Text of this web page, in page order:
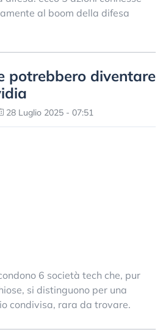
al boom della difesa
potrebbero diventare
28 Luglio 2025 - 07:51
6 società tech che, pur
si distinguono per una
condivisa, rara da trovare.